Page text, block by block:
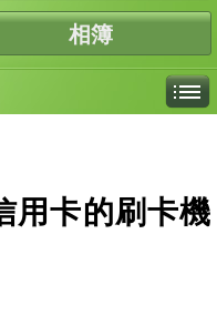
相簿
用卡的刷卡機